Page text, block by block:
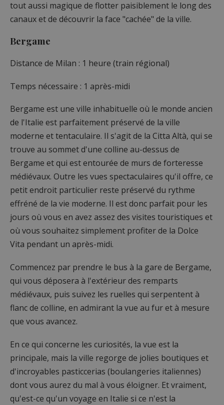
tout aussi magique de flotter paisiblement le long des
canaux et de découvrir la face "cachée" de la ville.
Bergame
Distance de Milan : 1 heure (train régional)
Temps nécessaire : 1 après-midi
Bergame est une ville inhabituelle où le monde ancien
de l'Italie est parfaitement préservé de la ville
moderne et tentaculaire. Il s'agit de la Citta Altà, qui se
trouve au sommet d'une colline au-dessus de
Bergame et qui est entourée de murs de forteresse
médiévaux. Outre les vues spectaculaires qu'il offre, ce
petit endroit particulier reste préservé du rythme
effréné de la vie moderne. Il est donc parfait pour les
jours où vous en avez assez des visites touristiques et
où vous souhaitez simplement profiter de la Dolce
Vita pendant un après-midi.
Commencez par prendre le bus à la gare de Bergame,
qui vous déposera à l'extérieur des remparts
médiévaux, puis suivez les ruelles qui serpentent à
flanc de colline, en admirant la vue au fur et à mesure
que vous avancez.
En ce qui concerne les curiosités, la vue est la
principale, mais la ville regorge de jolies boutiques et
d'incroyables pasticcerias (boulangeries italiennes)
dont vous aurez du mal à vous éloigner. Et vraiment,
qu'est-ce qu'un voyage en Italie si ce n'est la